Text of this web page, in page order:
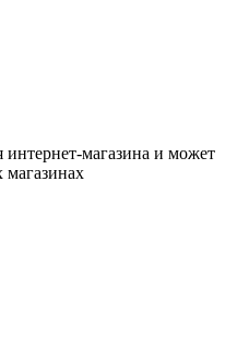
интернет-магазина и может
магазинах